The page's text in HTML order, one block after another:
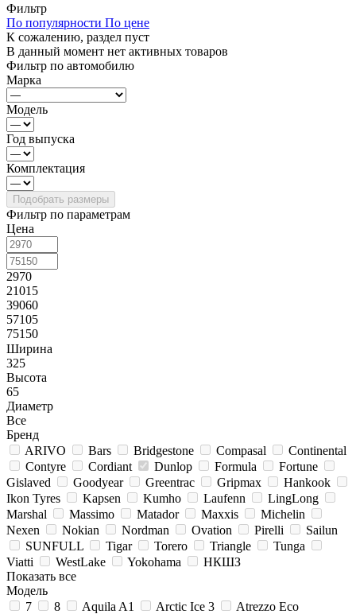
Фильтр
По популярности По цене
К сожалению, раздел пуст
В данный момент нет активных товаров
Фильтр по автомобилю
Марка
Модель
Год выпуска
Комплектация
Фильтр по параметрам
Цена
2970
21015
39060
57105
75150
Ширина
325
Высота
65
Диаметр
Все
Бренд
ARIVO
Bars Bridgestone Compasal
Continental
Contyre
Cordiant Dunlop Formula
Fortune
Gislaved
Goodyear Greentrac Gripmax
Hankook
Ikon Tyres
Kapsen Kumho Laufenn
LingLong
Marshal
Massimo Matador Maxxis
Michelin
Nexen
Nokian Nordman Ovation Pirelli
Sailun
SUNFULL
Tigar Torero Triangle
Tunga
Viatti
WestLake Yokohama
НКШЗ
Показать все
Модель
7
8 Aquila A1 Arctic Ice 3
Atrezzo Eco